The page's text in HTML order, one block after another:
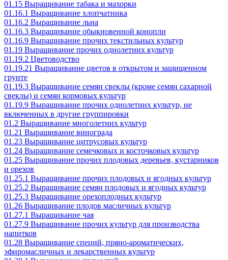
01.15 Выращивание табака и махорки
01.16.1 Выращивание хлопчатника
01.16.2 Выращивание льна
01.16.3 Выращивание обыкновенной конопли
01.16.9 Выращивание прочих текстильных культур
01.19 Выращивание прочих однолетних культур
01.19.2 Цветоводство
01.19.21 Выращивание цветов в открытом и защищенном
грунте
01.19.3 Выращивание семян свеклы (кроме семян сахарной
свеклы) и семян кормовых культур
01.19.9 Выращивание прочих однолетних культур, не
включенных в другие группировки
01.2 Выращивание многолетних культур
01.21 Выращивание винограда
01.23 Выращивание цитрусовых культур
01.24 Выращивание семечковых и косточковых культур
01.25 Выращивание прочих плодовых деревьев, кустарников
и орехов
01.25.1 Выращивание прочих плодовых и ягодных культур
01.25.2 Выращивание семян плодовых и ягодных культур
01.25.3 Выращивание орехоплодных культур
01.26 Выращивание плодов масличных культур
01.27.1 Выращивание чая
01.27.9 Выращивание прочих культур для производства
напитков
01.28 Выращивание специй, пряно-ароматических,
эфиромасличных и лекарственных культур